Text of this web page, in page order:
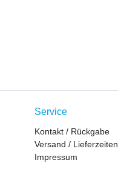
Service
Kontakt / Rückgabe
Versand / Lieferzeiten
Impressum